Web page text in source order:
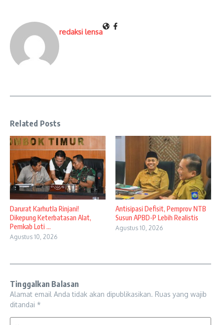
redaksi lensa
Related Posts
Darurat Karhutla Rinjani!
Dikepung Keterbatasan Alat,
Pemkab Loti ...
Agustus 10, 2026
Antisipasi Defisit, Pemprov NTB
Susun APBD-P Lebih Realistis
Agustus 10, 2026
Tinggalkan Balasan
Alamat email Anda tidak akan dipublikasikan. Ruas yang wajib
ditandai *